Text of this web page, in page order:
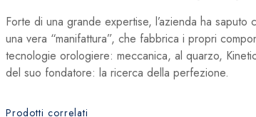
Forte di una grande expertise, l’azienda ha
una vera “manifattura”, che fabbrica i propri
tecnologie orologiere: meccanica, al quarzo,
del suo fondatore: la ricerca della perfezione.
Prodotti correlati